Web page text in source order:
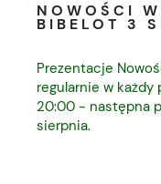
NOWOŚCI
BIBELOT 3
Prezentacje
regularnie w każdy
20:00 - następna
sierpnia.